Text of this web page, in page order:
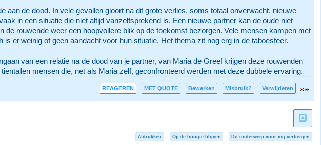
aan de dood. In vele gevallen gloort na dit grote verlies, soms totaal onverwacht, nieuwe
in een situatie die niet altijd vanzelfsprekend is. Een nieuwe partner kan de oude niet
rouwende weer een hoopvollere blik op de toekomst bezorgen. Vele mensen kampen met
er weinig of geen aandacht voor hun situatie. Het thema zit nog erg in de taboesfeer.
van een relatie na de dood van je partner, van Maria de Greef krijgen deze rouwenden
mensen die, net als Maria zelf, geconfronteerd werden met deze dubbele ervaring.
REAGEREN MET QUOTE Bewerken Misbruik? Verwijderen
Afdrukken Op de hoogte blijven Dit onderwerp voor mij verbergen